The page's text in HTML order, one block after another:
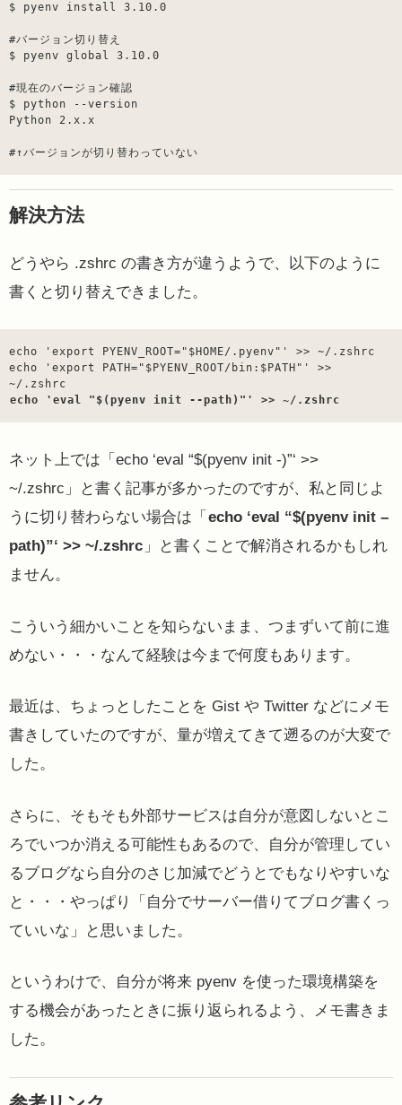
$ pyenv install 3.10.0
$ pyenv global 3.10.0
$ python --version
Python 2.x.x
#↑バージョンが切り替わっていない
解決方法
どうやら .zshrc の書き方が違うようで、以下のように
書くと切り替えできました。
echo 'export PYENV_ROOT="$HOME/.pyenv"' >> ~/.zshrc
echo 'export PATH="$PYENV_ROOT/bin:$PATH"' >>
echo 'eval "$(pyenv init --path)"' >> ~/.zshrc
ネット上では「 echo ‘eval “$(pyenv init -)”‘ >>
~/.zshrc」と書く記事が多かったのですが、私と同じよ
うに切り替わらない場合は「 echo ‘eval “$(pyenv init –
path)”‘ >> ~/.zshrc 」と書くことで解消されるかもしれ
ません。
こういう細かいことを知らないまま、つまずいて前に進
めない・・・なんて経験は今まで何度もあります。
最近は、ちょっとしたことを Gist や Twitter などにメモ
書きしていたのですが、量が増えてきて遡るのが大変で
した。
さらに、そもそも外部サービスは自分が意図しないとこ
ろでいつか消える可能性もあるので、自分が管理してい
るブログなら自分のさじ加減でどうとでもなりやすいな
と・・・やっぱり「自分でサーバー借りてブログ書くっ
ていいな」と思いました。
というわけで、自分が将来 pyenv を使った環境構築を
する機会があったときに振り返られるよう、メモ書きま
した。